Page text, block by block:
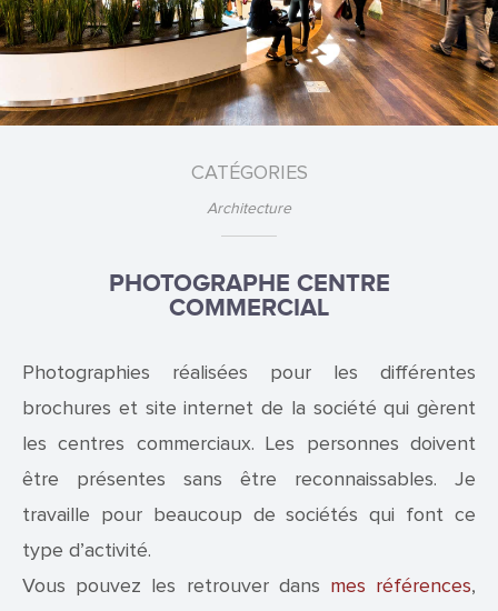
CATÉGORIES
Architecture
PHOTOGRAPHE CENTRE
COMMERCIAL
Photographies réalisées pour les différentes
brochures et site internet de la société qui gèrent
les centres commerciaux. Les personnes doivent
être présentes sans être reconnaissables. Je
travaille pour beaucoup de sociétés qui font ce
type d’activité.
Vous pouvez les retrouver dans mes références,